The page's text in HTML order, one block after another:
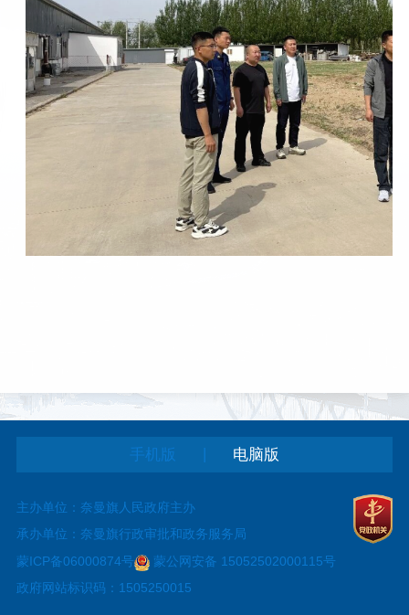
手机版 电脑版
主办单位：奈曼旗人民政府主办
承办单位：奈曼旗行政审批和政务服务局
蒙ICP备06000874号
蒙公网安备 15052502000115号
政府网站标识码：1505250015